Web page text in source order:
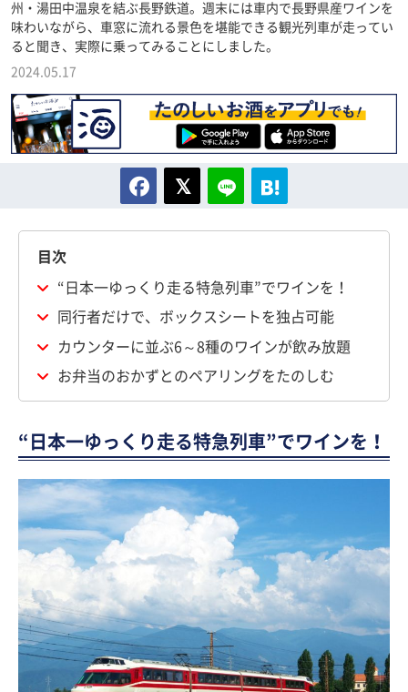
州・湯田中温泉を結ぶ長野鉄道。週末には車内で長野県産ワインを
味わいながら、車窓に流れる景色を堪能できる観光列車が走ってい
ると聞き、実際に乗ってみることにしました。
2024.05.17
目次
“日本一ゆっくり走る特急列車”でワインを！
同行者だけで、ボックスシートを独占可能
カウンターに並ぶ6～8種のワインが飲み放題
お弁当のおかずとのペアリングをたのしむ
“日本一ゆっくり走る特急列車”でワインを！